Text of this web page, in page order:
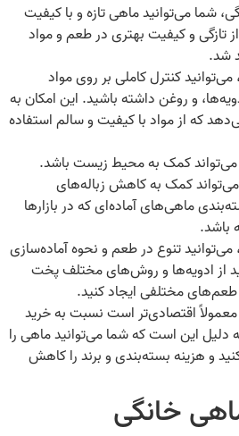
شما می‌توانید ماهی تازه و با کیفیت
تازگی و کیفیت بهتری در طعم و مواد
شد.
کنترل کاملی بر روی مواد
و روغن داشته باشید. این امکان به
که از مواد با کیفیت و سالم استفاده
کمک به محیط زیست باشد.
می‌تواند کمک به کاهش زباله‌های
ماهی‌های آماده‌ای که در بازارها
باشد.
تنوع در طعم و نحوه آماده‌سازی
از ادویه‌ها و روش‌های مختلف پخت
مختلفی ایجاد کنید.
اقتصادی‌تر است نسبت به خرید
دلیل این است که شما می‌توانید ماهی را
و هزینه بسته‌بندی و برند را کاهش
خانگی